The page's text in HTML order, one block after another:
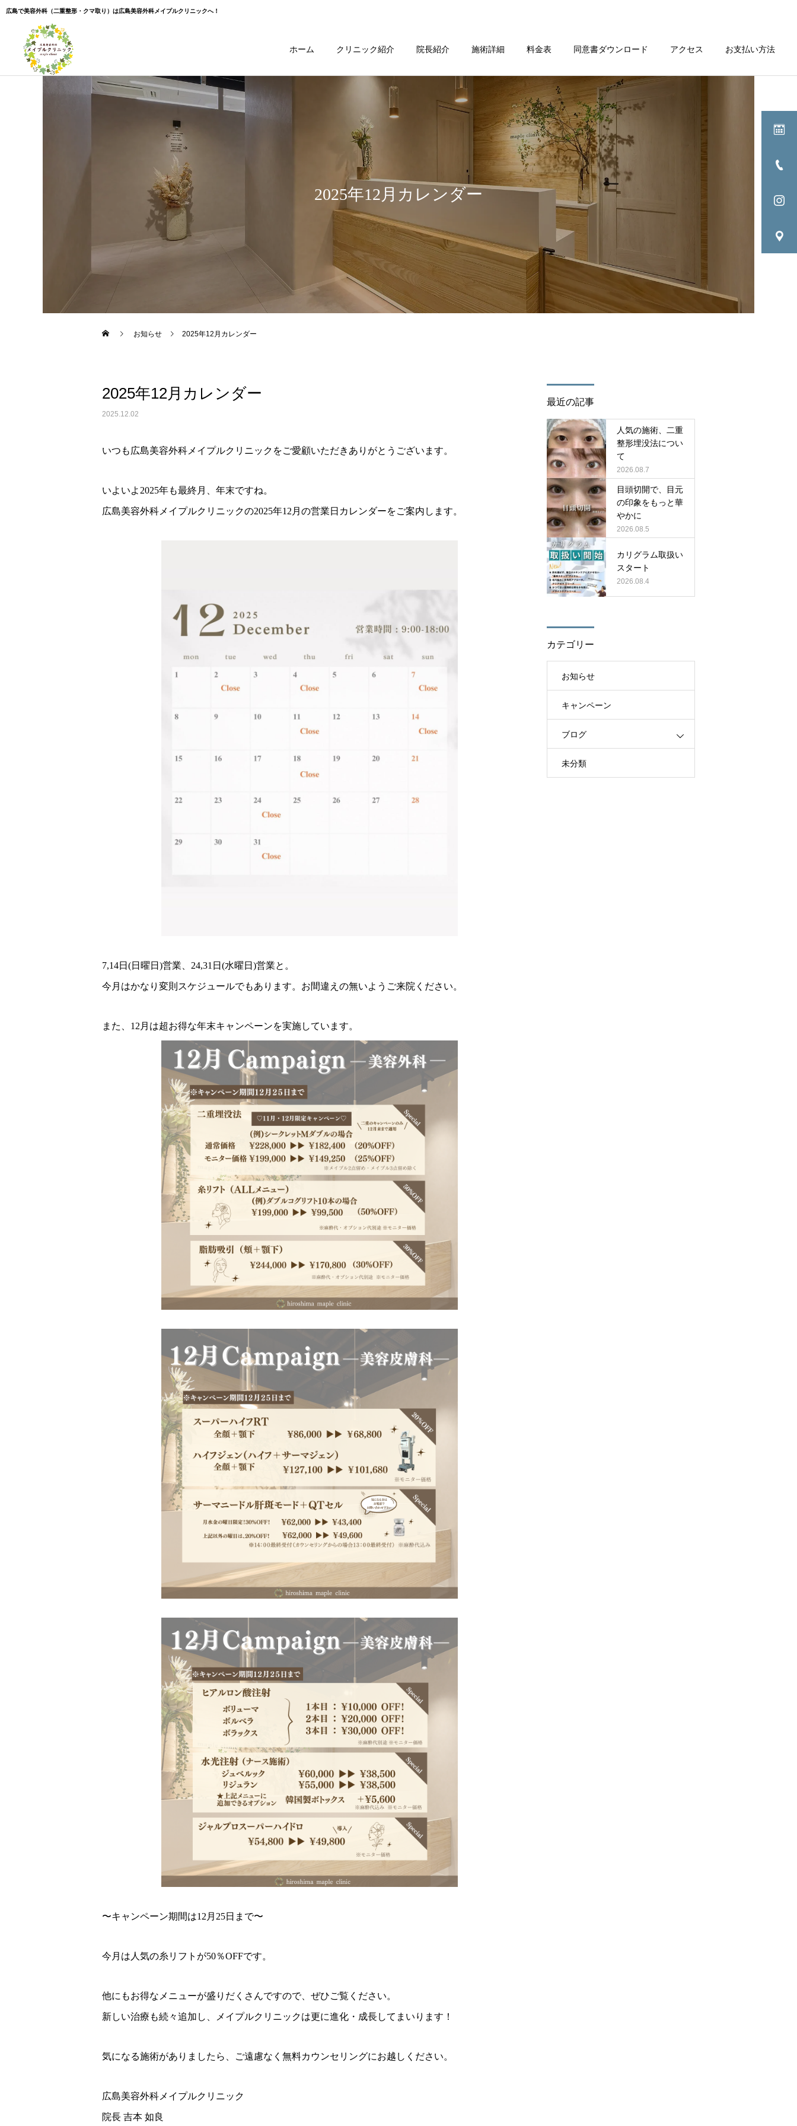
広島で美容外科（二重整形・クマ取り）は広島美容外科メイプルクリニックへ！
ホーム クリニック紹介 院長紹介 施術詳細 料金表 同意書ダウンロード アクセス お支払い方法
2025年12月カレンダー
お知らせ 2025年12月カレンダー
2025年12月カレンダー
2025.12.02
いつも広島美容外科メイプルクリニックをご愛顧いただきありがとうございます。
いよいよ2025年も最終月、年末ですね。
広島美容外科メイプルクリニックの2025年12月の営業日カレンダーをご案内します。
7,14日(日曜日)営業、24,31日(水曜日)営業と。
今月はかなり変則スケジュールでもあります。お間違えの無いようご来院ください。
また、12月は超お得な年末キャンペーンを実施しています。
〜キャンペーン期間は12月25日まで〜
今月は人気の糸リフトが50％OFFです。
他にもお得なメニューが盛りだくさんですので、ぜひご覧ください。
新しい治療も続々追加し、メイプルクリニックは更に進化・成長してまいります！
気になる施術がありましたら、ご遠慮なく無料カウンセリングにお越しください。
広島美容外科メイプルクリニック
院長 吉本 如良
最近の記事
人気の施術、二重
整形埋没法につい
て
2026.08.7
目頭切開で、目元
の印象をもっと華
やかに
2026.08.5
カリグラム取扱い
スタート
2026.08.4
カテゴリー
お知らせ
キャンペーン
ブログ
未分類